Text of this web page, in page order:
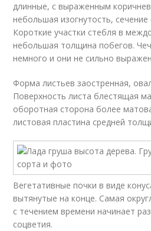
длинные, с выраженным
небольшая изогнутость,
Короткие участки стебля в
небольшая толщина побегов.
немного и они не сильно
Форма листьев заостренная,
Поверхность листа блестящая
оборотная сторона более
листовая пластина средней
Вегетативные почки в виде
вытянутые на конце. Самая
с течением времени начинает
соцветия.